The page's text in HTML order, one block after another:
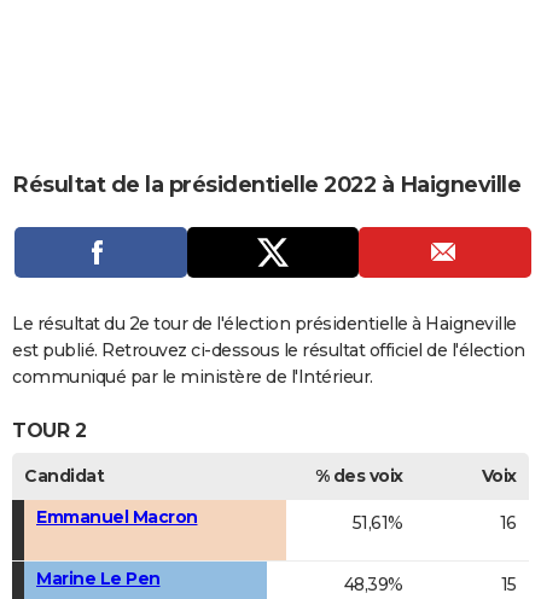
CARTE DE VOEUX
DICTIONNAIRE
Dictionnaire
Biographies
Expressions
Proverbes
PROGRAMME TV
COPAINS D'AVANT
S'inscrire
Se connecter
Lycées
Collèges
Primaires
Universités
Entreprises
Service militaire
Avis de recherche
AVIS DE DÉCÈS
FORUM
Bricolage
Culture
Television
Voyage
Résultat de la présidentielle 2022 à Haigneville
Le résultat du 2e tour de l'élection présidentielle à Haigneville
est publié. Retrouvez ci-dessous le résultat officiel de l'élection
communiqué par le ministère de l'Intérieur.
TOUR 2
Candidat % des voix
Voix
Emmanuel Macron
51,61% 16
Marine Le Pen 48,39% 15